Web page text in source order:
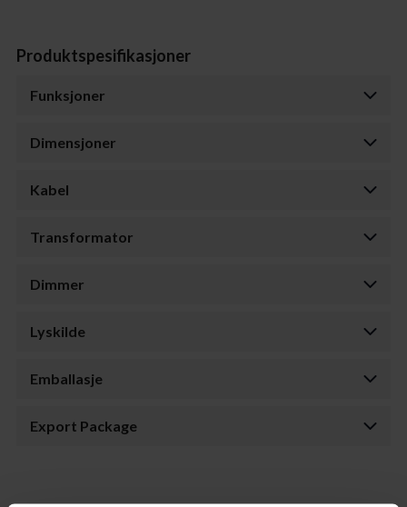
Produktspesifikasjoner
Funksjoner
Dimensjoner
Kabel
Transformator
Dimmer
Lyskilde
Emballasje
Export Package